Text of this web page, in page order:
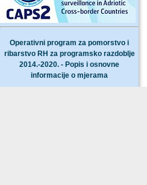
Operativni program za pomorstvo i
ribarstvo RH za programsko razdoblje
2014.-2020. - Popis i osnovne
informacije o mjerama